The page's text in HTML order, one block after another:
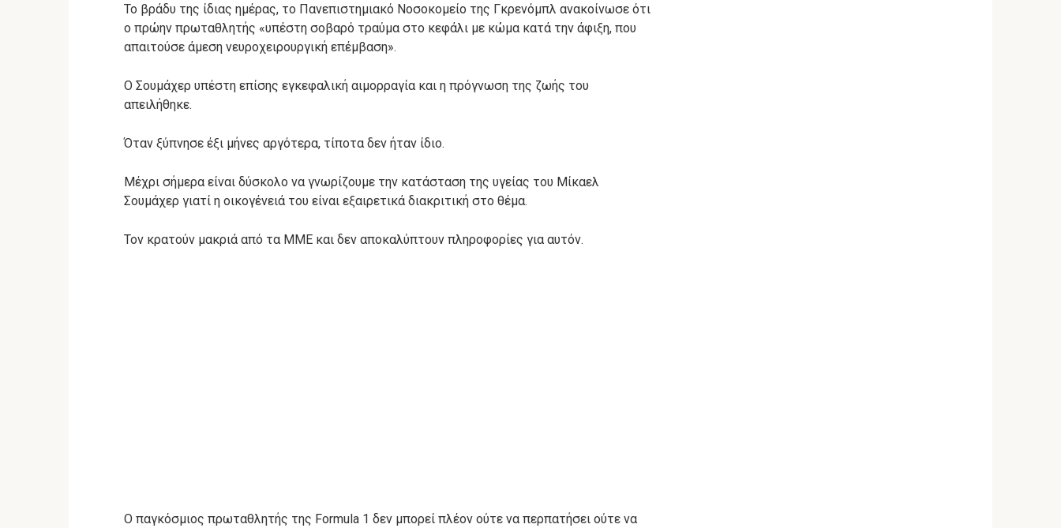
Το βράδυ της ίδιας ημέρας, το Πανεπιστημιακό Νοσοκομείο της Γκρενόμπλ ανακοίνωσε ότι
ο πρώην πρωταθλητής «υπέστη σοβαρό τραύμα στο κεφάλι με κώμα κατά την άφιξη, που
απαιτούσε άμεση νευροχειρουργική επέμβαση».
Ο Σουμάχερ υπέστη επίσης εγκεφαλική αιμορραγία και η πρόγνωση της ζωής του
απειλήθηκε.
Όταν ξύπνησε έξι μήνες αργότερα, τίποτα δεν ήταν ίδιο.
Μέχρι σήμερα είναι δύσκολο να γνωρίζουμε την κατάσταση της υγείας του Μίκαελ
Σουμάχερ γιατί η οικογένειά του είναι εξαιρετικά διακριτική στο θέμα.
Τον κρατούν μακριά από τα ΜΜΕ και δεν αποκαλύπτουν πληροφορίες για αυτόν.
Ο παγκόσμιος πρωταθλητής της Formula 1 δεν μπορεί πλέον ούτε να περπατήσει ούτε να